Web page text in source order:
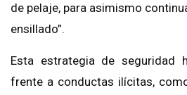
de pelaje, para asimismo
ensillado”.
Esta estrategia de seguridad
frente a conductas ilícitas,